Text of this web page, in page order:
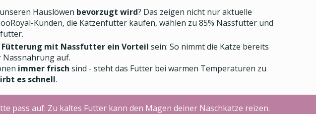
Hauslöwen bevorzugt wird? Das zeigen nicht nur aktuelle
Kunden, die Katzenfutter kaufen, wählen zu 85% Nassfutter und
Fütterung mit Nassfutter ein Vorteil sein: So nimmt die Katze bereits
Nassnahrung auf.
immer frisch sind - steht das Futter bei warmen Temperaturen zu
es schnell.
pass auf: Zu kaltes Futter kann den Magen deiner Naschkatze reizen.